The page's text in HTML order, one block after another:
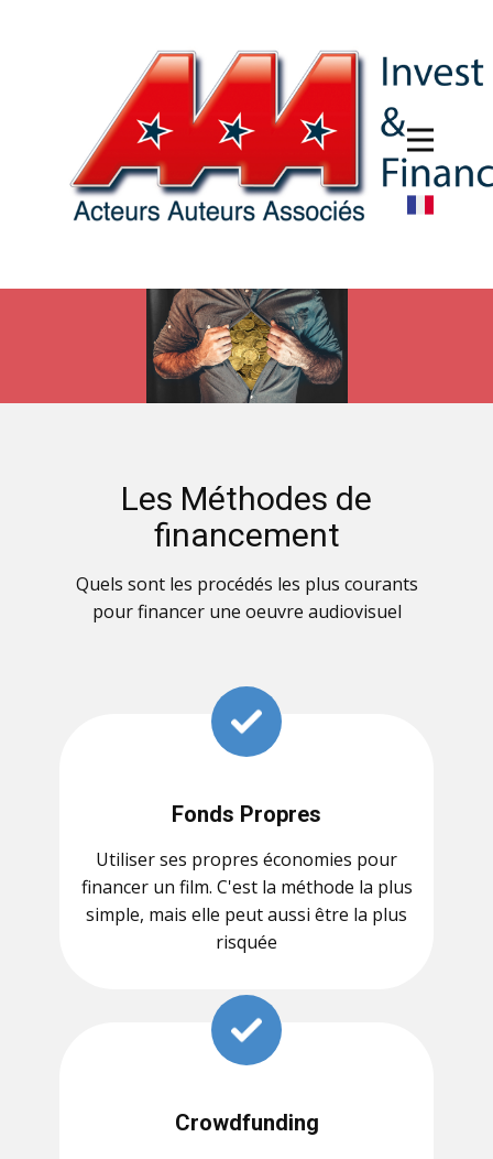
Les Méthodes de
financement
Quels sont les procédés les plus courants
pour financer une oeuvre audiovisuel
Fonds Propres
Utiliser ses propres économies pour
financer un film. C'est la méthode la plus
simple, mais elle peut aussi être la plus
risquée
Crowdfunding